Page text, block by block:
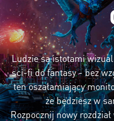
Ludzie są istotami
sci-fi do fantasy - bez
ten oszałamiający
że będziesz w
Rozpocznij nowy